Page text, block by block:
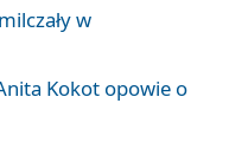
w
Kokot opowie o